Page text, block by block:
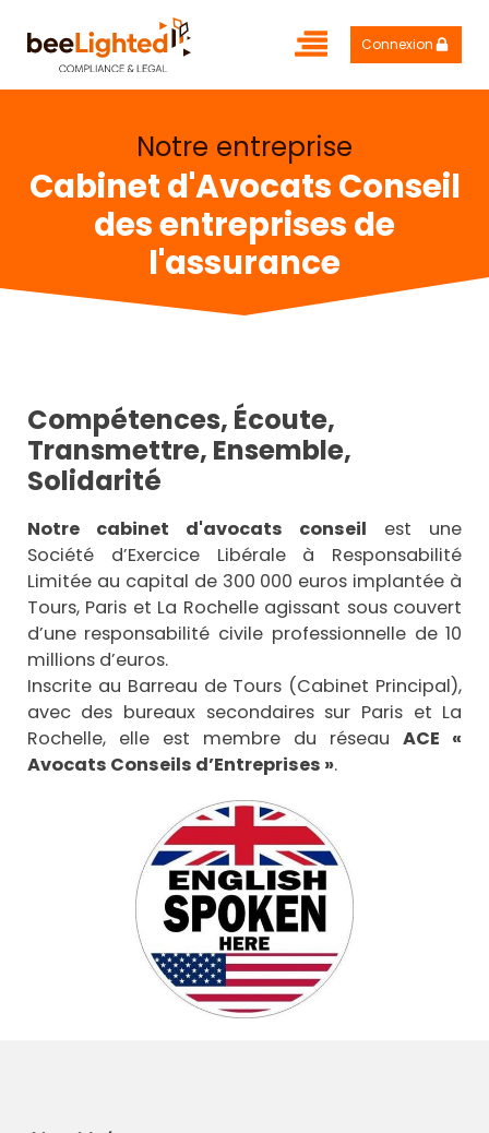
Connexion
Notre entreprise
Cabinet d'Avocats Conseil
des entreprises de
l'assurance
Compétences, Écoute,
Transmettre, Ensemble,
Solidarité
Notre cabinet d'avocats conseil est une
Société d’Exercice Libérale à Responsabilité
Limitée au capital de 300 000 euros implantée à
Tours, Paris et La Rochelle agissant sous couvert
d’une responsabilité civile professionnelle de 10
millions d’euros.
Inscrite au Barreau de Tours (Cabinet Principal),
avec des bureaux secondaires sur Paris et La
Rochelle, elle est membre du réseauACE «
Avocats Conseils d’Entreprises ».